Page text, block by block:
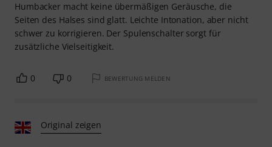
Humbacker macht keine übermäßigen Geräusche, die
Seiten des Halses sind glatt. Leichte Intonation, aber nicht
schwer zu korrigieren. Der Spulenschalter sorgt für
zusätzliche Vielseitigkeit.
0 0 BEWERTUNG MELDEN
Original zeigen